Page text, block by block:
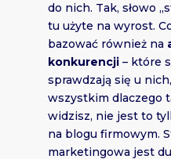
do nich. Tak, słowo
tu użyte na wyrost.
bazować również na
konkurencji– które
sprawdzają się u
wszystkim dlaczego
widzisz, nie jest to
na blogu firmowym.
marketingowa jest